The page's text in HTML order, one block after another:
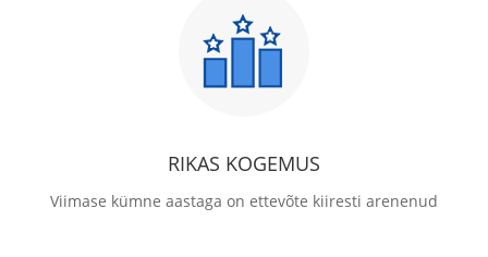
RIKAS KOGEMUS
Viimase kümne aastaga on ettevõte kiiresti arenenud